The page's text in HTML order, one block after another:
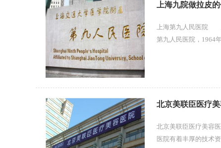
上海九院做拉皮
上海第九人民医院
第九人民医院，1964
北京美联臣医疗
北京美联臣医疗美容
医院有着丰厚的技术